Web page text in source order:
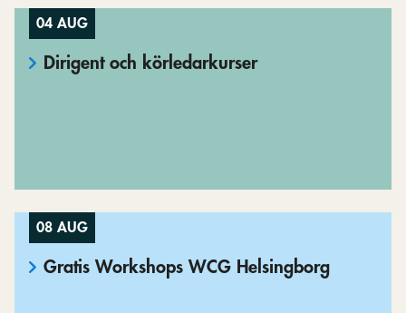
04 AUG
Dirigent och körledarkurser
08 AUG
Gratis Workshops WCG Helsingborg